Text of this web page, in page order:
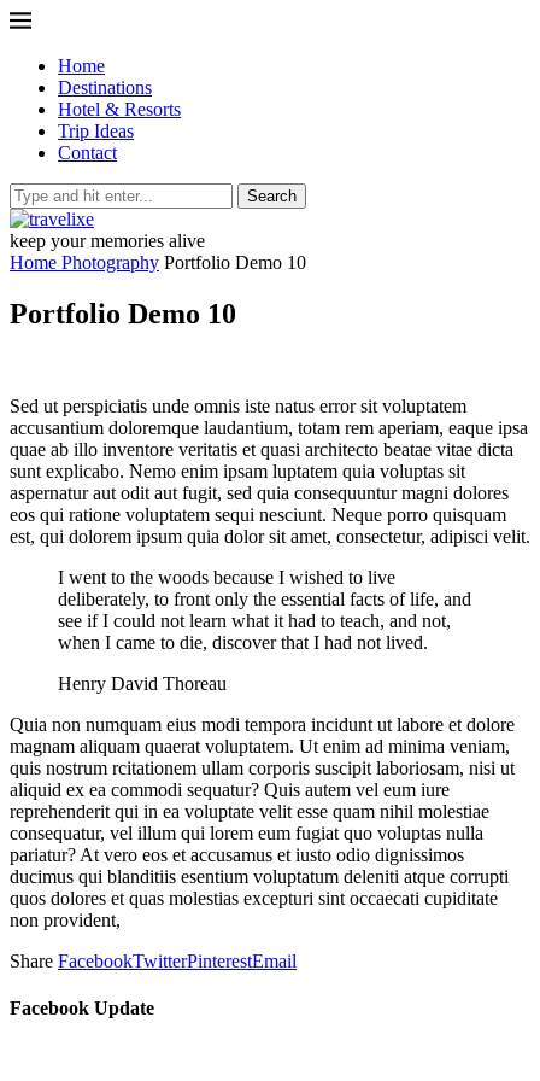
Home
Destinations
Hotel & Resorts
Trip Ideas
Contact
Search
keep your memories alive
Home Photography Portfolio Demo 10
Portfolio Demo 10
Sed ut perspiciatis unde omnis iste natus error sit voluptatem
accusantium doloremque laudantium, totam rem aperiam, eaque ipsa
quae ab illo inventore veritatis et quasi architecto beatae vitae dicta
sunt explicabo. Nemo enim ipsam luptatem quia voluptas sit
aspernatur aut odit aut fugit, sed quia consequuntur magni dolores
eos qui ratione voluptatem sequi nesciunt. Neque porro quisquam
est, qui dolorem ipsum quia dolor sit amet, consectetur, adipisci velit.
I went to the woods because I wished to live
deliberately, to front only the essential facts of life, and
see if I could not learn what it had to teach, and not,
when I came to die, discover that I had not lived.
Henry David Thoreau
Quia non numquam eius modi tempora incidunt ut labore et dolore
magnam aliquam quaerat voluptatem. Ut enim ad minima veniam,
quis nostrum rcitationem ullam corporis suscipit laboriosam, nisi ut
aliquid ex ea commodi sequatur? Quis autem vel eum iure
reprehenderit qui in ea voluptate velit esse quam nihil molestiae
consequatur, vel illum qui lorem eum fugiat quo voluptas nulla
pariatur? At vero eos et accusamus et iusto odio dignissimos
ducimus qui blanditiis esentium voluptatum deleniti atque corrupti
quos dolores et quas molestias excepturi sint occaecati cupiditate
non provident,
Share FacebookTwitterPinterestEmail
Facebook Update